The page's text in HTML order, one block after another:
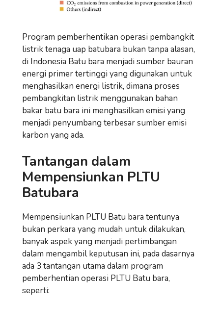
Program pemberhentikan operasi pembangkit
listrik tenaga uap batubara bukan tanpa alasan,
di Indonesia Batu bara menjadi sumber bauran
energi primer tertinggi yang digunakan untuk
menghasilkan energi listrik, dimana proses
pembangkitan listrik menggunakan bahan
bakar batu bara ini menghasilkan emisi yang
menjadi penyumbang terbesar sumber emisi
karbon yang ada.
Tantangan dalam
Mempensiunkan PLTU
Batubara
Mempensiunkan PLTU Batu bara tentunya
bukan perkara yang mudah untuk dilakukan,
banyak aspek yang menjadi pertimbangan
dalam mengambil keputusan ini, pada dasarnya
ada 3 tantangan utama dalam program
pemberhentian operasi PLTU Batu bara,
seperti: